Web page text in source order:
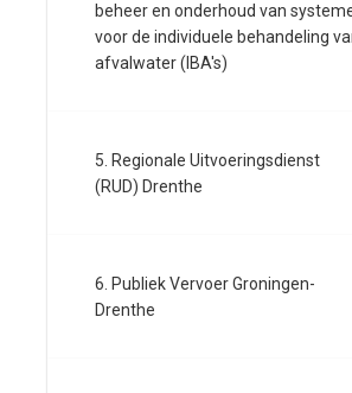
beheer en onderhoud van
voor de individuele behandeling
afvalwater (IBA's)
5. Regionale Uitvoeringsdienst
(RUD) Drenthe
6. Publiek Vervoer Groningen-
Drenthe